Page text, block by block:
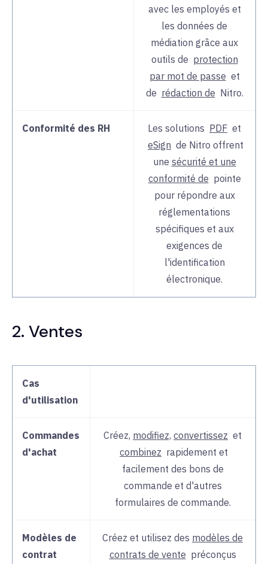
avec les employés et
les données de
médiation grâce aux
outils de protection
par mot de passe et
de rédaction de Nitro.
Conformité des RH Les solutions PDF et
eSign de Nitro offrent
une sécurité et une
conformité de pointe
pour répondre aux
réglementations
spécifiques et aux
exigences de
l'identification
électronique.
2. Ventes
Cas
d'utilisation
Commandes
d'achat
Créez, modifiez, convertissez et
combinez rapidement et
facilement des bons de
commande et d'autres
formulaires de commande.
Modèles de
contrat
Créez et utilisez des modèles de
contrats de vente préconçus